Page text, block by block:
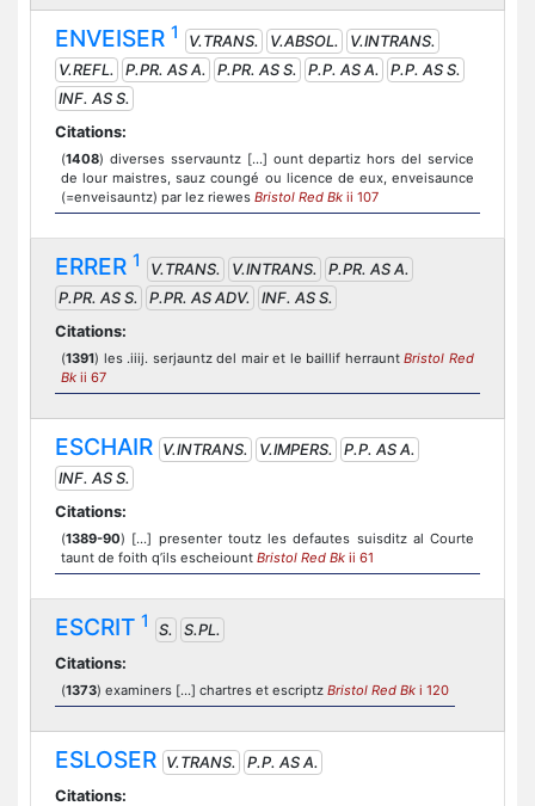
ENVEISER 1 V.TRANS. V.ABSOL.
V.INTRANS.
V.REFL.
P.PR. AS A. P.PR. AS S. P.P. AS A.
P.P. AS S.
INF. AS S.
Citations:
(1408) diverses sservauntz [...] ount departiz hors del service
de lour maistres, sauz coungé ou licence de eux, enveisaunce
(=enveisauntz) par lez riewes Bristol Red Bk ii 107
ERRER 1 V.TRANS. V.INTRANS.
P.PR. AS A.
P.PR. AS S.
P.PR. AS ADV.
INF. AS S.
Citations:
(1391) les .iiij. serjauntz del mair et le baillif herrauntBristol Red
Bk ii 67
ESCHAIR V.INTRANS. V.IMPERS.
P.P. AS A.
INF. AS S.
Citations:
(1389-90) [...] presenter toutz les defautes suisditz al Courte
taunt de foith q’ils escheiount Bristol Red Bk ii 61
ESCRIT 1 S.
S.PL.
Citations:
(1373) examiners [...] chartres et escriptz Bristol Red Bk i 120
ESLOSER V.TRANS.
P.P. AS A.
Citations: